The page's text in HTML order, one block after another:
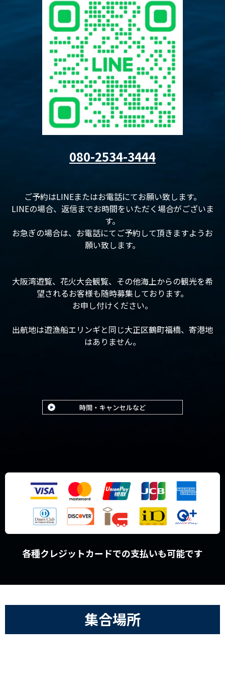
080-2534-3444
ご予約はLINEまたはお電話にてお願い致します。
LINEの場合、返信までお時間をいただく場合がございま
す。
お急ぎの場合は、お電話にてご予約して頂きますようお
願い致します。
大阪湾遊覧、花火大会観覧、その他海上からの観光を希
望されるお客様も随時募集しております。
お申し付けください。
出航地は遊漁船エリンギと同じ大正区鶴町福橋、寄港地
はありません。
各種クレジットカードでの支払いも可能です
集合場所